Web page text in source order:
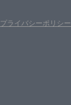
プライバシーポリシー